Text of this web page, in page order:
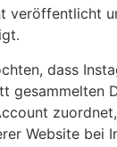
veröffentlicht
dass
gesammelten
Website bei